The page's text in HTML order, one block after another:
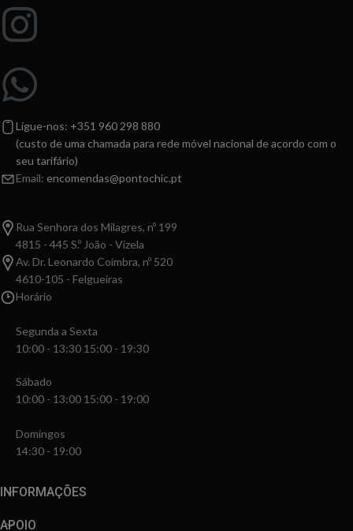
Ligue-nos: +351 960 298 880
(custo de uma chamada para rede móvel nacional de acordo com o
seu tarifário)
Email: encomendas@pontochic.pt
Rua Senhora dos Milagres, nº 199
4815 - 445 S.º João - Vizela
Av. Dr. Leonardo Coimbra, nº 520
4610-105 - Felgueiras
Horário
Segunda a Sexta
10:00 - 13:30 15:00 - 19:30
Sábado
10:00 - 13:00 15:00 - 19:00
Domingos
14:30 - 19:00
INFORMAÇÕES
APOIO